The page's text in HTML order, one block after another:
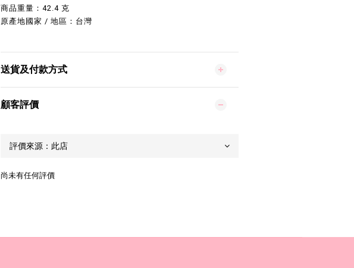
商品重量：‎‎42.4 克
原產地國家 / 地區：‎‎台灣
送貨及付款方式
顧客評價
尚未有任何評價